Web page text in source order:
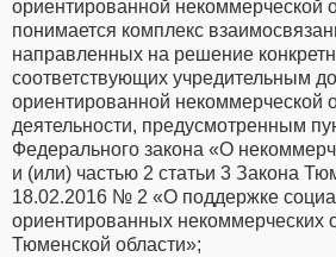
ориентированной некоммерческой
понимается комплекс
направленных на решение
соответствующих учредительным
ориентированной некоммерческой
деятельности, предусмотренным
Федерального закона «О
и (или) частью 2 статьи 3 Закона
18.02.2016 № 2 «О поддержке
ориентированных некоммерческих
Тюменской области»;